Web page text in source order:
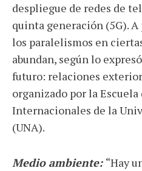
despliegue de redes de
quinta generación (5G).
los paralelismos en
abundan, según lo
futuro: relaciones
organizado por la
Internacionales de la
(UNA).
Medio ambiente: “Hay